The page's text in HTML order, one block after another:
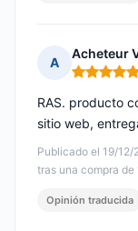
A
Acheteur
Nota: 5 de
Publicado el 19/
tras una compra de
RAS. producto
sitio web,
Opinión traducida